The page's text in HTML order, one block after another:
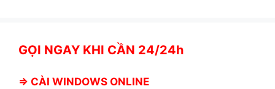
GỌI NGAY KHI CẦN 24/24h
⇒ CÀI WINDOWS ONLINE